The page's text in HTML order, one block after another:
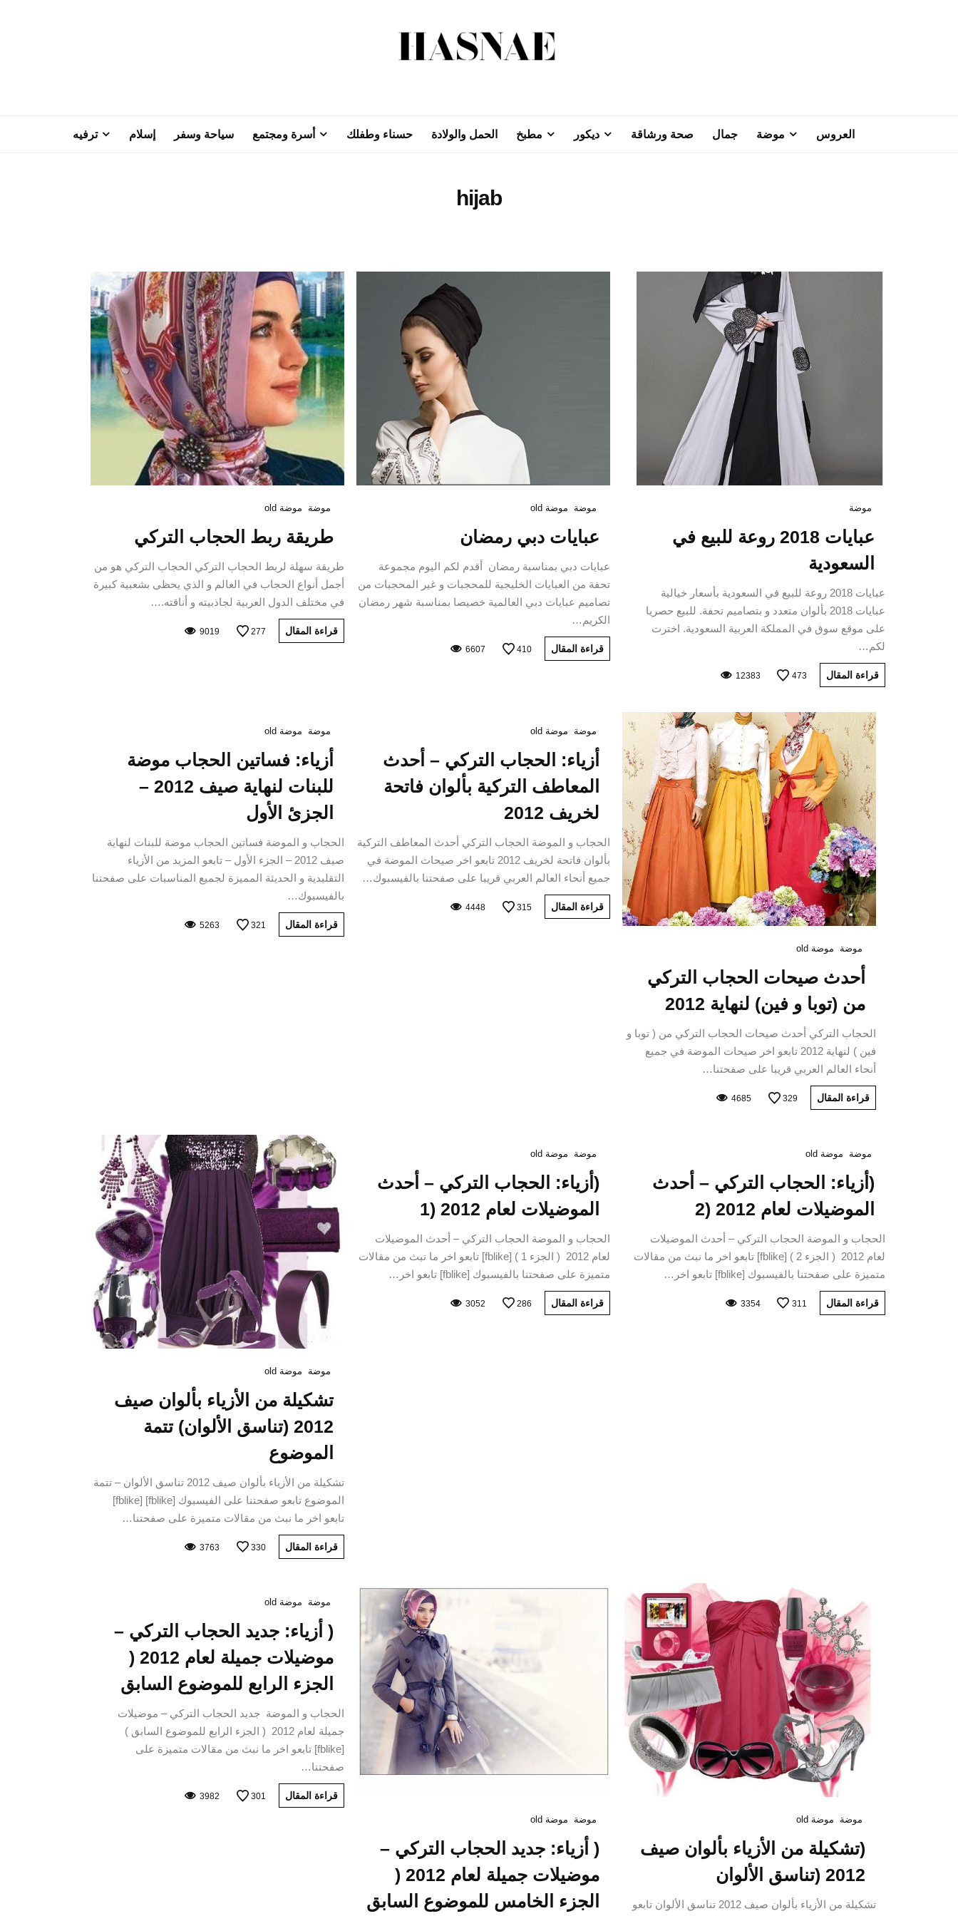
العروس موضة جمال صحة ورشاقة ديكور مطبخ الحمل والولادة حسناء وطفلك أسرة ومجتمع سياحة وسفر إسلام ترفيه
hijab
موضة
عبايات 2018 روعة للبيع في
السعودية
عبايات 2018 روعة للبيع في السعودية بأسعار خيالية
عبايات 2018 بألوان متعدد و بتصاميم تحفة. للبيع حصريا
على موقع سوق في المملكة العربية السعودية. اخترت
لكم…
قراءة المقال 473
12383
موضة موضة old
عبايات دبي رمضان
عبايات دبي بمناسبة رمضان أقدم لكم اليوم مجموعة
تحفة من العبايات الخليجية للمحجبات و غير المحجبات من
تصاميم عبايات دبي العالمية خصيصا بمناسبة شهر رمضان
الكريم…
قراءة المقال 410
6607
موضة موضة old
طريقة ربط الحجاب التركي
طريقة سهلة لربط الحجاب التركي الحجاب التركي هو من
أجمل أنواع الحجاب في العالم و الذي يحظى بشعبية كبيرة
في مختلف الدول العربية لجاذبيته و أناقته.…
قراءة المقال 277
9019
موضة موضة old
أحدث صيحات الحجاب التركي
من (توبا و فين) لنهاية 2012
الحجاب التركي أحدث صيحات الحجاب التركي من ( توبا و
فين ) لنهاية 2012 تابعو اخر صيحات الموضة في جميع
أنحاء العالم العربي قريبا على صفحتنا…
قراءة المقال 329
4685
موضة موضة old
أزياء: الحجاب التركي – أحدث
المعاطف التركية بألوان فاتحة
لخريف 2012
الحجاب و الموضة الحجاب التركي أحدث المعاطف التركية
بألوان فاتحة لخريف 2012 تابعو اخر صيحات الموضة في
جميع أنحاء العالم العربي قريبا على صفحتنا بالفيسبوك…
قراءة المقال 315
4448
موضة موضة old
أزياء: فساتين الحجاب موضة
للبنات لنهاية صيف 2012 –
الجزئ الأول
الحجاب و الموضة فساتين الحجاب موضة للبنات لنهاية
صيف 2012 – الجزء الأول – تابعو المزيد من الأزياء
التقليدية و الحديثة المميزة لجميع المناسبات على صفحتنا
بالفيسبوك…
قراءة المقال 321
5263
موضة موضة old
(أزياء: الحجاب التركي – أحدث
الموضيلات لعام 2012 (2
الحجاب و الموضة الحجاب التركي – أحدث الموضيلات
لعام 2012 ( الجزء 2 ) [fblike] تابعو اخر ما نبث من مقالات
متميزة على صفحتنا بالفيسبوك [fblike] تابعو اخر…
قراءة المقال 311
3354
موضة موضة old
(أزياء: الحجاب التركي – أحدث
الموضيلات لعام 2012 (1
الحجاب و الموضة الحجاب التركي – أحدث الموضيلات
لعام 2012 ( الجزء 1 ) [fblike] تابعو اخر ما نبث من مقالات
متميزة على صفحتنا بالفيسبوك [fblike] تابعو اخر…
قراءة المقال 286
3052
موضة موضة old
تشكيلة من الأزياء بألوان صيف
2012 (تناسق الألوان) تتمة
الموضوع
تشكيلة من الأزياء بألوان صيف 2012 تناسق الألوان – تتمة
الموضوع تابعو صفحتنا على الفيسبوك [fblike] [fblike]
تابعو اخر ما نبث من مقالات متميزة على صفحتنا…
قراءة المقال 330
3763
موضة موضة old
(تشكيلة من الأزياء بألوان صيف
2012 (تناسق الألوان
تشكيلة من الأزياء بألوان صيف 2012 تناسق الألوان تابعو
موضة موضة old
( أزياء: جديد الحجاب التركي –
موضيلات جميلة لعام 2012 (
الجزء الخامس للموضوع السابق
موضة موضة old
( أزياء: جديد الحجاب التركي –
موضيلات جميلة لعام 2012 (
الجزء الرابع للموضوع السابق
الحجاب و الموضة جديد الحجاب التركي – موضيلات
جميلة لعام 2012 ( الجزء الرابع للموضوع السابق )
[fblike] تابعو اخر ما نبث من مقالات متميزة على
صفحتنا…
قراءة المقال 301
3982